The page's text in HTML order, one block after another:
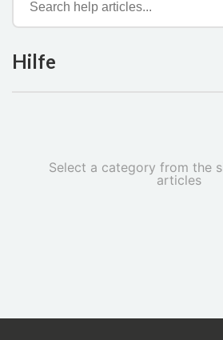
Hilfe
Select a category from the
articles